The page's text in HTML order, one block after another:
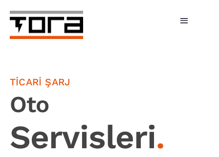
content
Toggle
Şarj Üniteleri
Bireysel Şarj
İşletmeler
TİCARİ ŞARJ
Oto
Servisleri.